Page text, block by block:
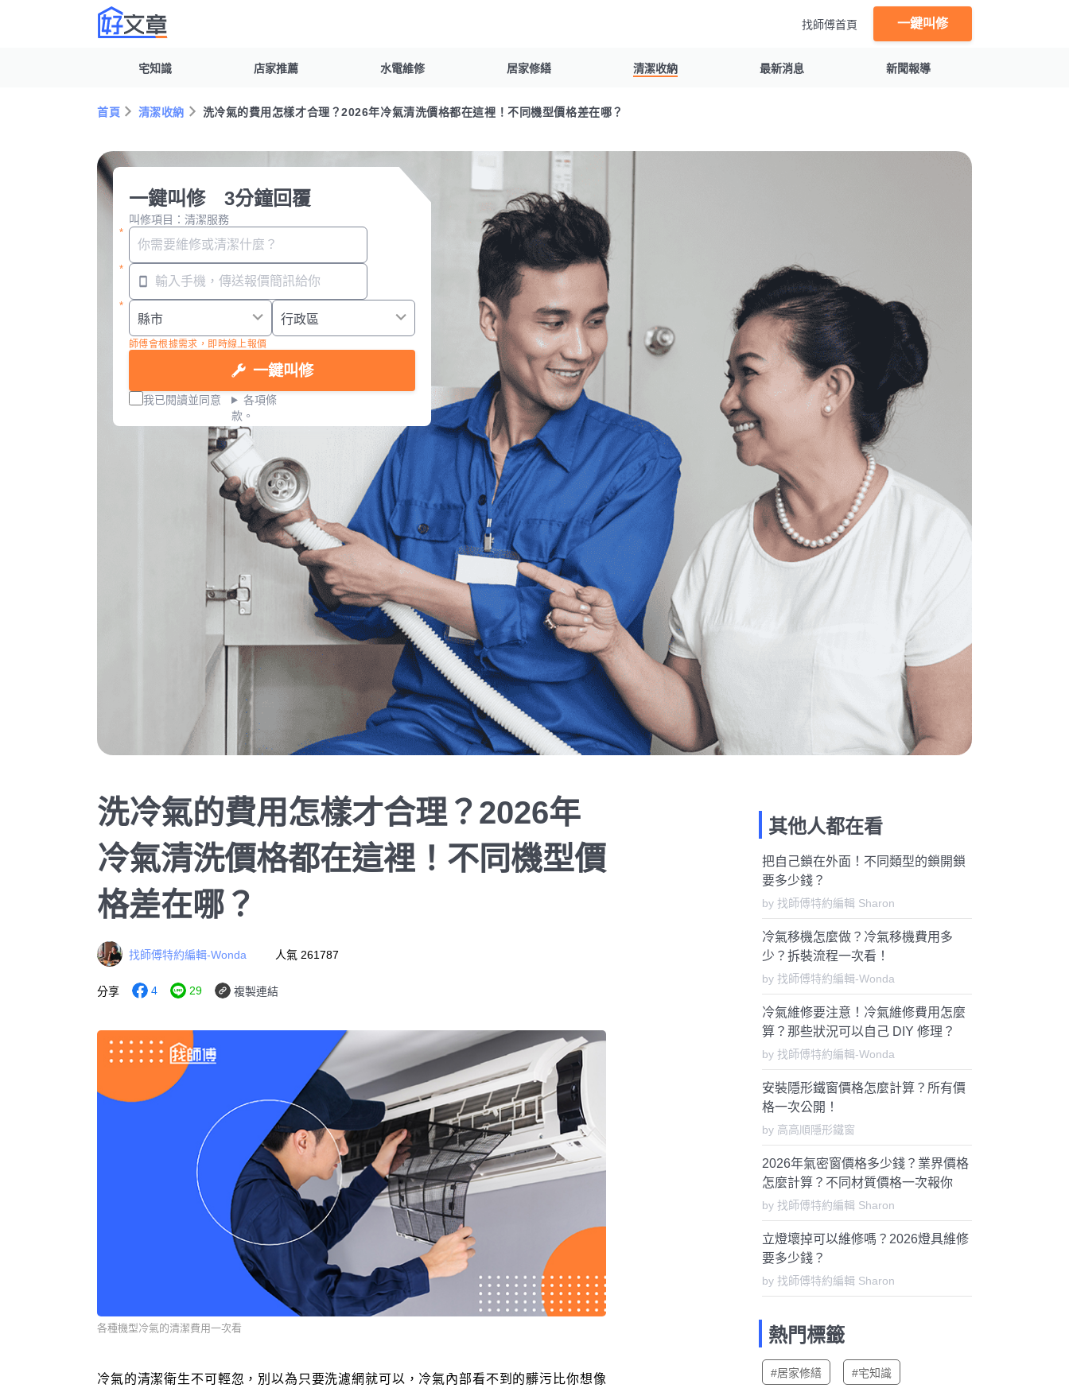
找師傅首頁 一鍵叫修
宅知識 店家推薦 水電維修 居家修繕 清潔收納 最新消息 新聞報導
首頁 清潔收納 洗冷氣的費用怎樣才合理？2026年冷氣清洗價格都在這裡！不同機型價格差在哪？
一鍵叫修 3分鐘回覆
叫修項目：清潔服務
師傅會根據需求，即時線上報價
一鍵叫修
我已閱讀並同意
各項條
款。
洗冷氣的費用怎樣才合理？2026年
冷氣清洗價格都在這裡！不同機型價
格差在哪？
找師傅特約編輯-Wonda 人氣 261787
分享 4 29 複製連結
各種機型冷氣的清潔費用一次看
冷氣的清潔衛生不可輕忽，別以為只要洗濾網就可以，冷氣內部看不到的髒污比你想像
其他人都在看
把自己鎖在外面！不同類型的鎖開鎖
要多少錢？
by 找師傅特約編輯 Sharon
冷氣移機怎麼做？冷氣移機費用多
少？拆裝流程一次看！
by 找師傅特約編輯-Wonda
冷氣維修要注意！冷氣維修費用怎麼
算？那些狀況可以自己 DIY 修理？
by 找師傅特約編輯-Wonda
安裝隱形鐵窗價格怎麼計算？所有價
格一次公開！
by 高高順隱形鐵窗
2026年氣密窗價格多少錢？業界價格
怎麼計算？不同材質價格一次報你
知！
by 找師傅特約編輯 Sharon
立燈壞掉可以維修嗎？2026燈具維修
要多少錢？
by 找師傅特約編輯 Sharon
熱門標籤
#居家修繕 #宅知識